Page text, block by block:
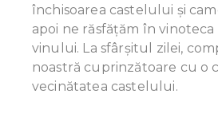
închisoarea castelului și
apoi ne răsfăţăm în
vinului. La sfârșitul zilei,
noastră cuprinzătoare cu o
vecinătatea castelului.